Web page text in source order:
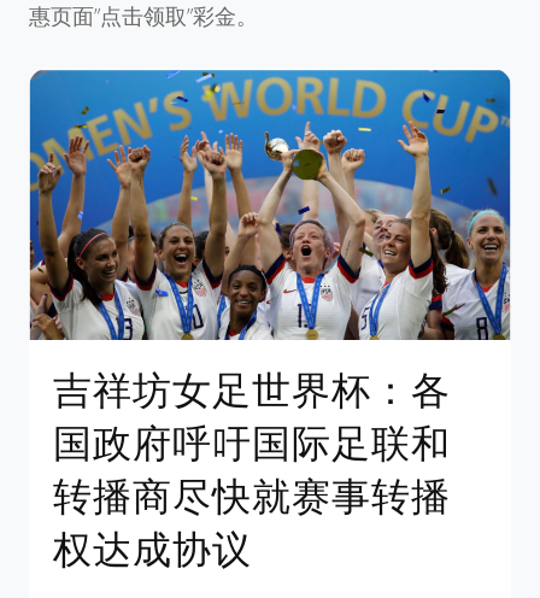
吉祥坊女足世界杯：各
国政府呼吁国际足联和
转播商尽快就赛事转播
权达成协议
惠页面”点击领取”彩金。